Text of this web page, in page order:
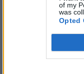
of my
was
Opted